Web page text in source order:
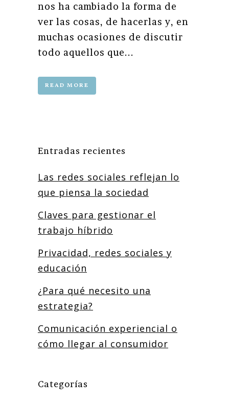
nos ha cambiado la forma de
ver las cosas, de hacerlas y, en
muchas ocasiones de discutir
todo aquellos que...
READ MORE
Entradas recientes
Las redes sociales reflejan lo
que piensa la sociedad
Claves para gestionar el
trabajo híbrido
Privacidad, redes sociales y
educación
¿Para qué necesito una
estrategia?
Comunicación experiencial o
cómo llegar al consumidor
Categorías